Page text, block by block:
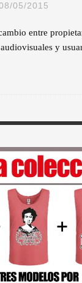
05/2015
entre
y